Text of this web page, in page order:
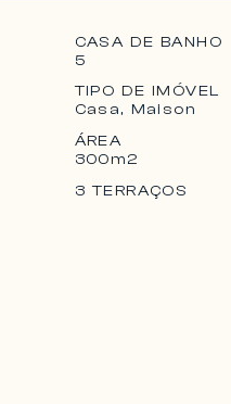
CASA DE BANHO
5
TIPO DE IMÓVEL
Casa, Maison
ÁREA
300m2
3 TERRAÇOS